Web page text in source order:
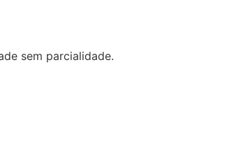
sem parcialidade.